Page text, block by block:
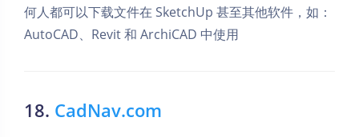
何人都可以下载文件在 SketchUp 甚至其他软件，如：
AutoCAD、Revit 和 ArchiCAD 中使用
18. CadNav.com